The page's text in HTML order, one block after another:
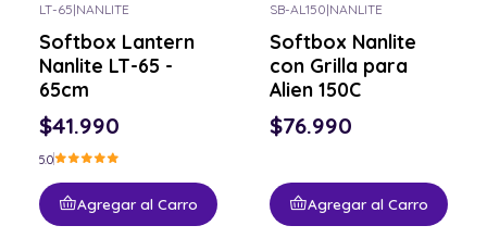
LT-65|NANLITE
Softbox Lantern
Nanlite LT-65 -
65cm
$41.990
5.0
Agregar al Carro
SB-AL150|NANLITE
Softbox Nanlite
con Grilla para
Alien 150C
$76.990
Agregar al Carro